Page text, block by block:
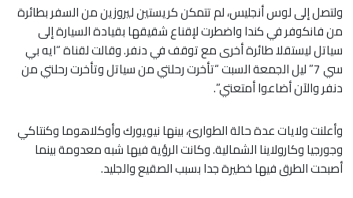
ولتصل إلى لوس أنجليس، لم تتمكن كريستين ليروزين من السفر بطائرة
من فانكوفر في كندا واضطرت لإقناع شقيقها بقيادة السيارة إلى
سياتل ليستقلا طائرة أخرى مع توقف في دنفر. وقالت لقناة “ايه بي
سي 7” ليل الجمعة السبت “تأخرت رحلتي من سياتل وتأخرت رحلتي من
دنفر والآن أضاعوا أمتعتي”.
وأعلنت ولايات عدة حالة الطوارئ، بينها نيويورك وأوكلاهوما وكنتاكي
وجورجيا وكارولاينا الشمالية. وكانت الرؤية فيها شبه معدومة بينما
أصبحت الطرق فيها خطيرة جدا بسبب الصقيع والجليد.